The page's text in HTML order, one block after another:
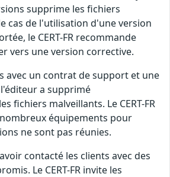
supprime les fichiers
cas de l'utilisation d'une version
le CERT-FR recommande
vers une version corrective.
avec un contrat de support et une
l'éditeur a supprimé
fichiers malveillants. Le CERT-FR
équipements pour
ne sont pas réunies.
contacté les clients avec des
Le CERT-FR invite les